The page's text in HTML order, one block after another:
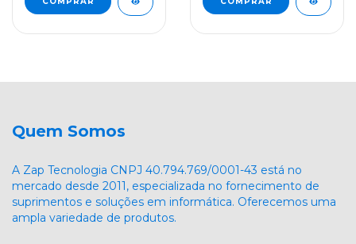
Quem Somos
A Zap Tecnologia CNPJ 40.794.769/0001-43 está no
mercado desde 2011, especializada no fornecimento de
suprimentos e soluções em informática. Oferecemos uma
ampla variedade de produtos.